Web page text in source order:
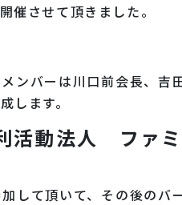
催させて頂きました。
ンバーは川口前会長、吉
します。
活動法人 ファ
して頂いて、その後のバ